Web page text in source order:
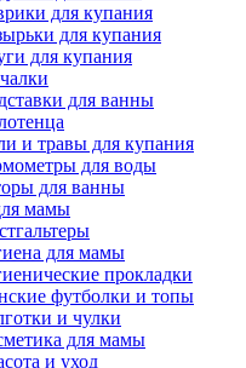
для купания
для купания
для купания
для ванны
и травы для купания
для воды
для ванны
мамы
для мамы
прокладки
футболки и топы
и чулки
для мамы
и уход